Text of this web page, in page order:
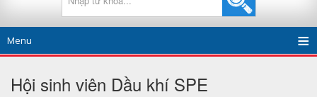
Menu
Hội sinh viên Dầu khí SPE